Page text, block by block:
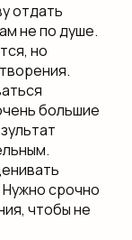
отдать
не по душе.
но
большие
срочно
чтобы не